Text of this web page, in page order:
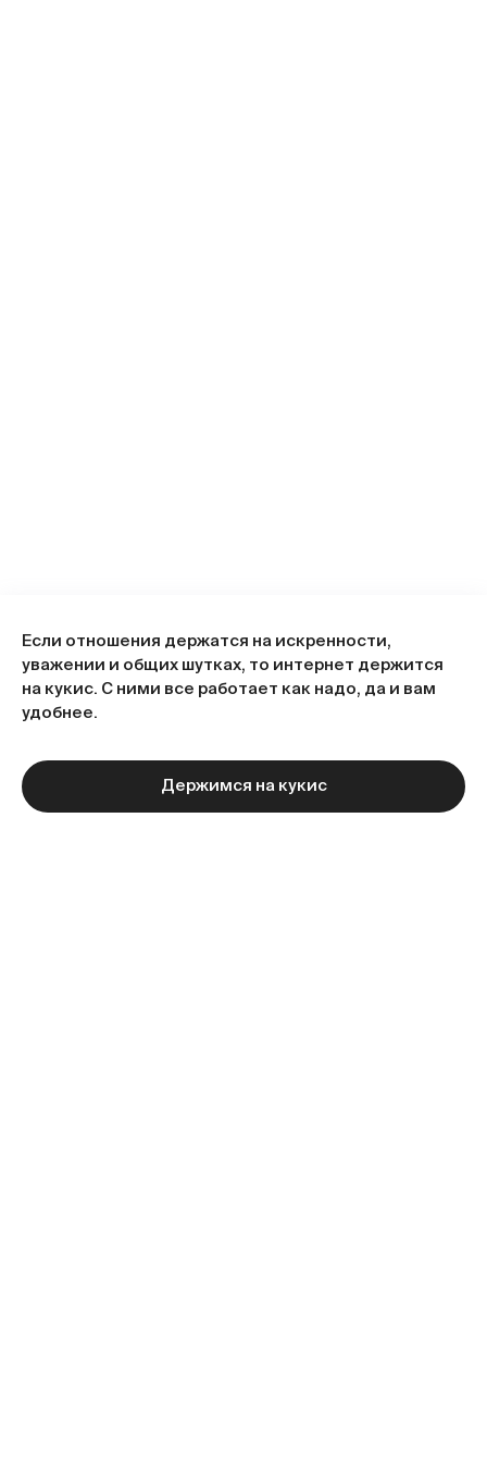
Если отношения держатся на искренности,
уважении и общих шутках, то интернет держится
на кукис. С ними все работает как надо, да и вам
удобнее.
Держимся на кукис